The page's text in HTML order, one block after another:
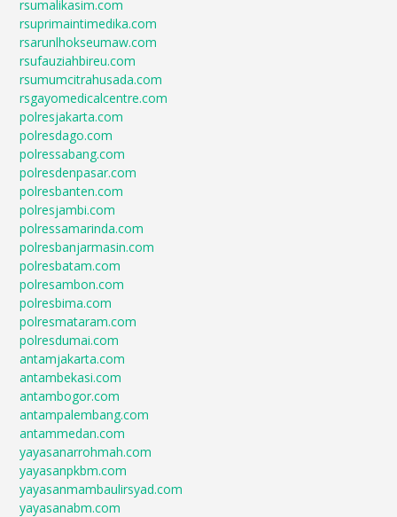
rsumalikasim.com
rsuprimaintimedika.com
rsarunlhokseumaw.com
rsufauziahbireu.com
rsumumcitrahusada.com
rsgayomedicalcentre.com
polresjakarta.com
polresdago.com
polressabang.com
polresdenpasar.com
polresbanten.com
polresjambi.com
polressamarinda.com
polresbanjarmasin.com
polresbatam.com
polresambon.com
polresbima.com
polresmataram.com
polresdumai.com
antamjakarta.com
antambekasi.com
antambogor.com
antampalembang.com
antammedan.com
yayasanarrohmah.com
yayasanpkbm.com
yayasanmambaulirsyad.com
yayasanabm.com